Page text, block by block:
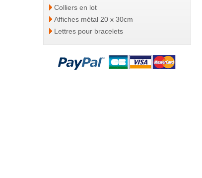
Colliers en lot
Affiches métal 20 x 30cm
Lettres pour bracelets